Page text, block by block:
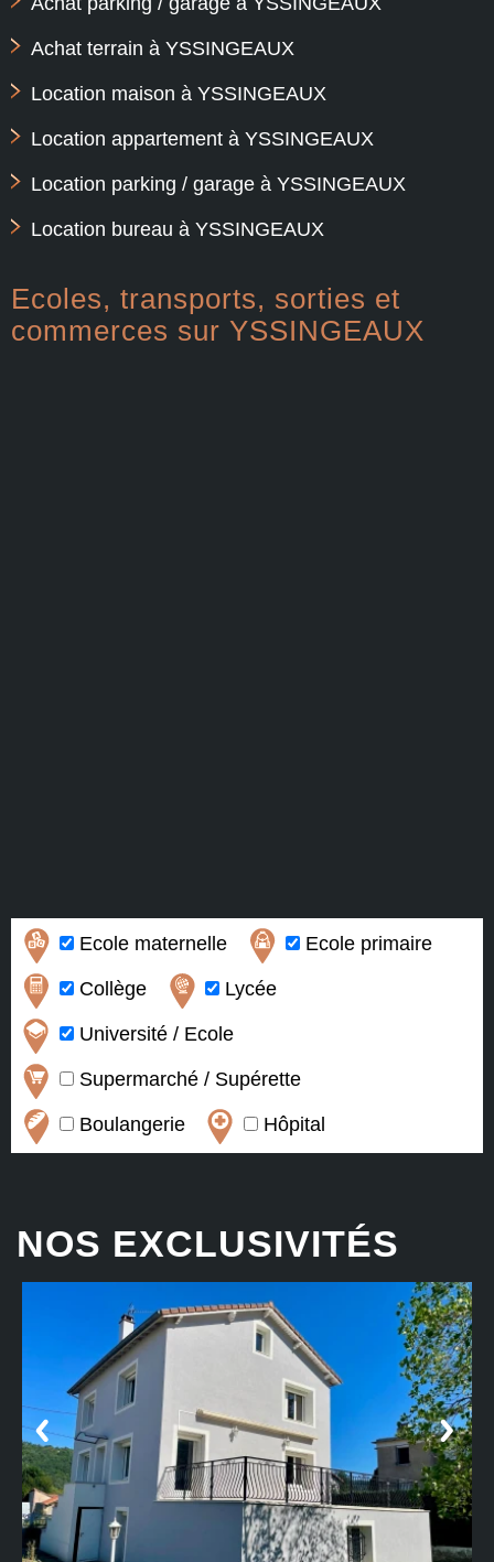
Achat terrain à YSSINGEAUX
Location maison à YSSINGEAUX
Location appartement à YSSINGEAUX
Location parking / garage à YSSINGEAUX
Location bureau à YSSINGEAUX
Ecoles, transports, sorties et
commerces sur YSSINGEAUX
Ecole maternelle Ecole primaire
Collège Lycée
Université / Ecole
Supermarché / Supérette
Boulangerie Hôpital
NOS EXCLUSIVITÉS